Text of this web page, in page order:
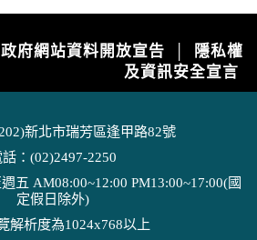
政府網站資料開放宣告
隱私權
及資訊安全宣言
新北市瑞芳區逢甲路82號
話：(02)2497-2250
五 AM08:00~12:00 PM13:00~17:00(國
定假日除外)
解析度為1024x768以上